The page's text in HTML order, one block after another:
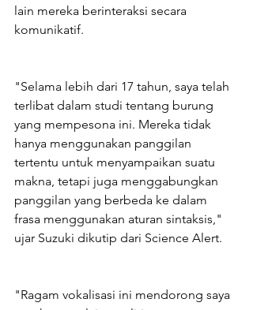
lain mereka berinteraksi secara
komunikatif.
"Selama lebih dari 17 tahun, saya telah
terlibat dalam studi tentang burung
yang mempesona ini. Mereka tidak
hanya menggunakan panggilan
tertentu untuk menyampaikan suatu
makna, tetapi juga menggabungkan
panggilan yang berbeda ke dalam
frasa menggunakan aturan sintaksis,"
ujar Suzuki dikutip dari Science Alert.
"Ragam vokalisasi ini mendorong saya